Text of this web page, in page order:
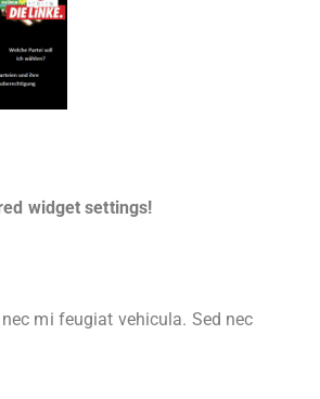
widget settings!
mi feugiat vehicula. Sed nec